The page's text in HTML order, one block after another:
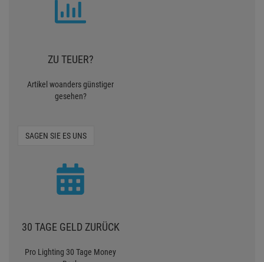
ZU TEUER?
Artikel woanders günstiger
gesehen?
SAGEN SIE ES UNS
30 TAGE GELD ZURÜCK
Pro Lighting 30 Tage Money